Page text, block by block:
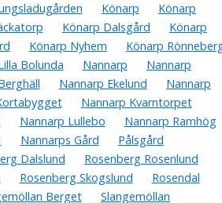
Könarp
Könarp
Könarp Dalsgård
Könarp
Könarp Nyhem
Könarp
Bolunda Nannarp
Nannarp
Nannarp Ekelund
Nannarp
Nannarp Kvarntorpet
Nannarp Lullebo
Nannarp Ramhög
Nannarps Gård
Pålsgård
Dalslund
Rosenberg Rosenlund
Rosenberg Skogslund
Rosendal
Berget Slangemöllan